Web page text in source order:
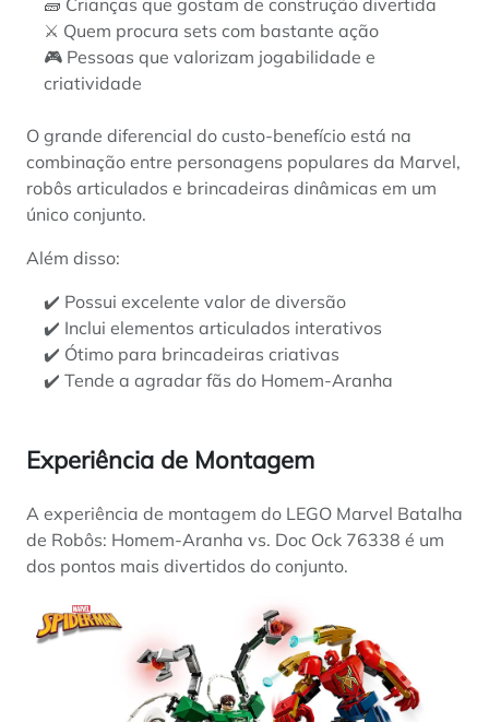
⚔️ Quem procura sets com bastante ação
🎮 Pessoas que valorizam jogabilidade e
criatividade
O grande diferencial do custo-benefício está na
combinação entre personagens populares da Marvel,
robôs articulados e brincadeiras dinâmicas em um
único conjunto.
Além disso:
✔️ Possui excelente valor de diversão
✔️ Inclui elementos articulados interativos
✔️ Ótimo para brincadeiras criativas
✔️ Tende a agradar fãs do Homem-Aranha
Experiência de Montagem
A experiência de montagem do LEGO Marvel Batalha
de Robôs: Homem-Aranha vs. Doc Ock 76338 é um
dos pontos mais divertidos do conjunto.